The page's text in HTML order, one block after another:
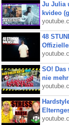
Ju Julia
kvideo
48
SO! Das
nie